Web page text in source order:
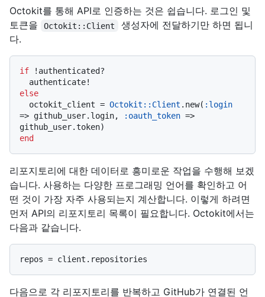
Octokit를 통해 API로 인증하는 것은 쉽습니다. 로그인 및
토큰을
Octokit::Client
생성자에 전달하기만 하면 됩니
다.
if !authenticated?
else
  octokit_client =
Octokit::Client .new( :login
=> github_user.login,
:oauth_token =>
end
리포지토리에 대한 데이터로 흥미로운 작업을 수행해 보겠
습니다. 사용하는 다양한 프로그래밍 언어를 확인하고 어
떤 것이 가장 자주 사용되는지 계산합니다. 이렇게 하려면
먼저 API의 리포지토리 목록이 필요합니다. Octokit에서는
다음과 같습니다.
다음으로 각 리포지토리를 반복하고 GitHub가 연결된 언